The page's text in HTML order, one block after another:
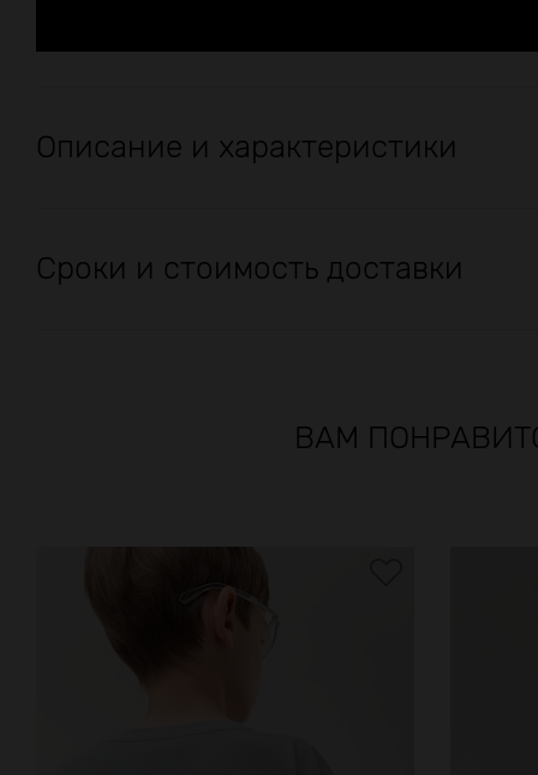
Описание и характеристики
Сроки и стоимость доставки
ВАМ